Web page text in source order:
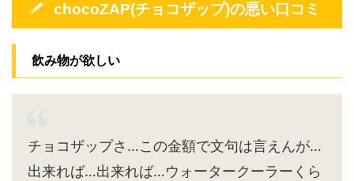
chocoZAP(チョコザップ)の悪い口コミ
飲み物が欲しい
チョコザップさ…この金額で文句は言えんが…
出来れば…出来れば…ウォータークーラーくら